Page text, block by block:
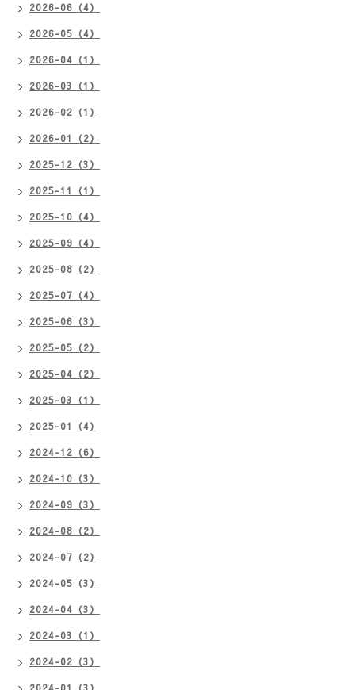
2026-06（4）
2026-05（4）
2026-04（1）
2026-03（1）
2026-02（1）
2026-01（2）
2025-12（3）
2025-11（1）
2025-10（4）
2025-09（4）
2025-08（2）
2025-07（4）
2025-06（3）
2025-05（2）
2025-04（2）
2025-03（1）
2025-01（4）
2024-12（6）
2024-10（3）
2024-09（3）
2024-08（2）
2024-07（2）
2024-05（3）
2024-04（3）
2024-03（1）
2024-02（3）